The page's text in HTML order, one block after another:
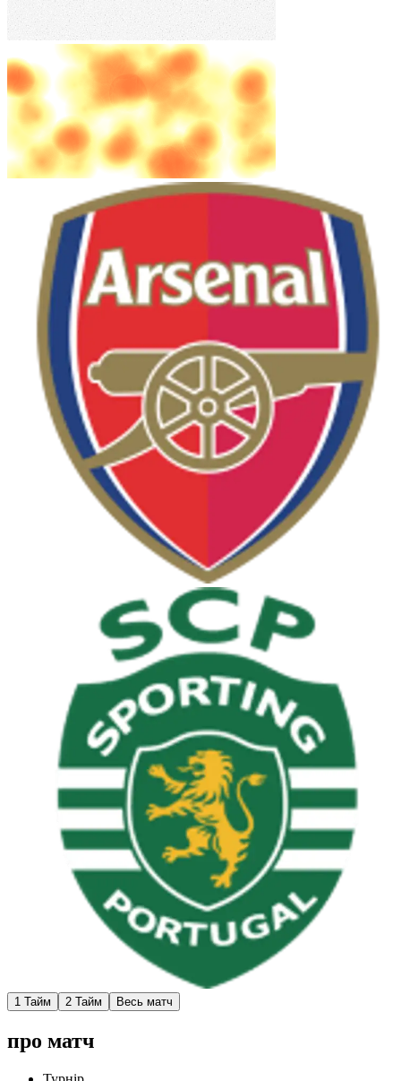
1 Тайм 2 Тайм Весь матч
про матч